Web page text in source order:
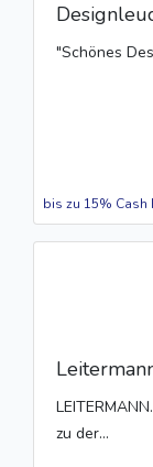
"Schönes
bis zu 15% Cash
zu der...